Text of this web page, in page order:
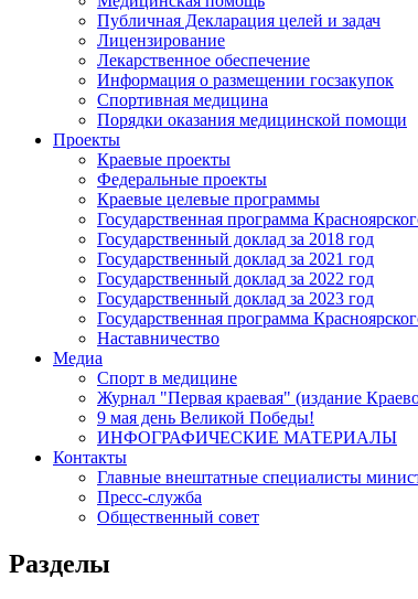
Публичная Декларация целей и задач
Лицензирование
Лекарственное обеспечение
Информация о размещении госзакупок
Спортивная медицина
Порядки оказания медицинской помощи
Проекты
Краевые проекты
Федеральные проекты
Краевые целевые программы
Государственная программа
Государственный доклад за 2018 год
Государственный доклад за 2021 год
Государственный доклад за 2022 год
Государственный доклад за 2023 год
Государственная программа
Наставничество
Медиа
Спорт в медицине
Журнал "Первая краевая" (издание
9 мая день Великой Победы!
ИНФОГРАФИЧЕСКИЕ МАТЕРИАЛЫ
Контакты
Главные внештатные специалисты
Пресс-служба
Общественный совет
Разделы